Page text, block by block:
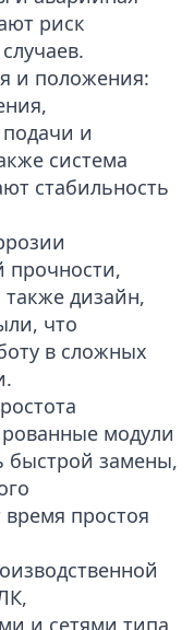
риск
и положения:
и
система
стабильность
прочности,
дизайн,
что
в сложных
модули
быстрой замены,
простоя
и сетями типа